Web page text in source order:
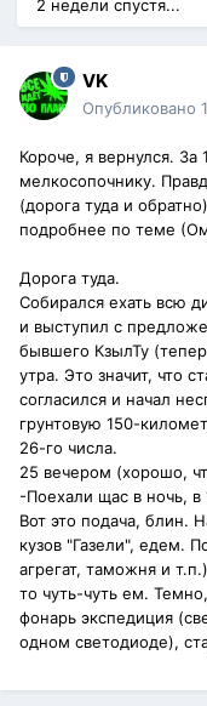
2 недели спустя...
VK
Опубликовано
Короче, я вернулся. За
мелкосопочнику.
(дорога туда и
подробнее по теме
Дорога туда.
Собирался ехать всю
и выступил с
бывшего КзылТу
утра. Это значит, что
согласился и начал
грунтовую 150-
26-го числа.
25 вечером (хорошо,
-Поехали щас в ночь, в
Вот это подача, блин.
кузов "Газели", едем.
агрегат, таможня и
то чуть-чуть ем.
фонарь экспедиция
одном светодиоде),